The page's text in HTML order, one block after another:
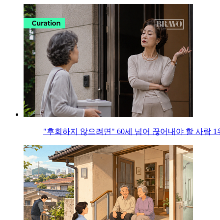
"후회하지 않으려면" 60세 넘어 끊어내야 할 사람 1